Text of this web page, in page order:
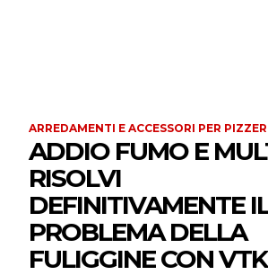
ARREDAMENTI E ACCESSORI PER
ADDIO FUMO E
RISOLVI
DEFINITIVAMENTE
PROBLEMA DELLA
FULIGGINE CON